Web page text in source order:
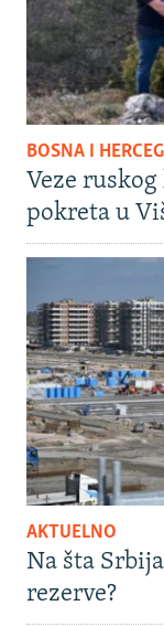
BOSNA I
Veze
pokreta u
AKTUELNO
Na šta
rezerve?